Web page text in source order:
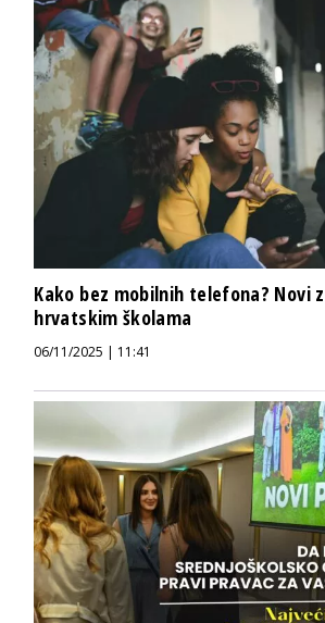
Kako bez mobilnih telefona? Novi
hrvatskim školama
06/11/2025 | 11:41